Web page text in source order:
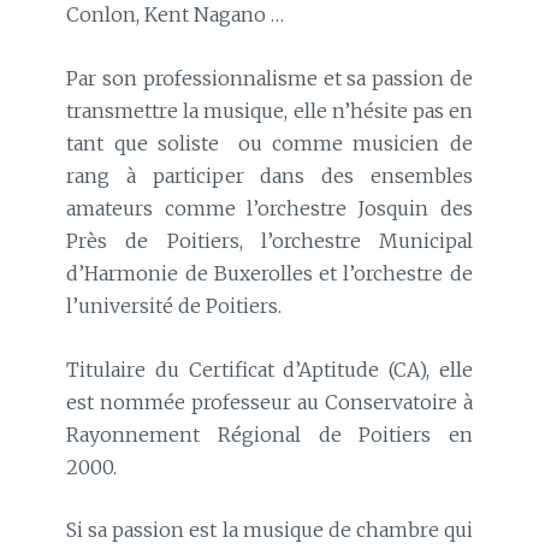
Conlon, Kent Nagano …
Par son professionnalisme et sa passion de
transmettre la musique, elle n’hésite pas en
tant que soliste ou comme musicien de
rang à participer dans des ensembles
amateurs comme l’orchestre Josquin des
Près de Poitiers, l’orchestre Municipal
d’Harmonie de Buxerolles et l’orchestre de
l’université de Poitiers.
Titulaire du Certificat d’Aptitude (CA), elle
est nommée professeur au Conservatoire à
Rayonnement Régional de Poitiers en
2000.
Si sa passion est la musique de chambre qui